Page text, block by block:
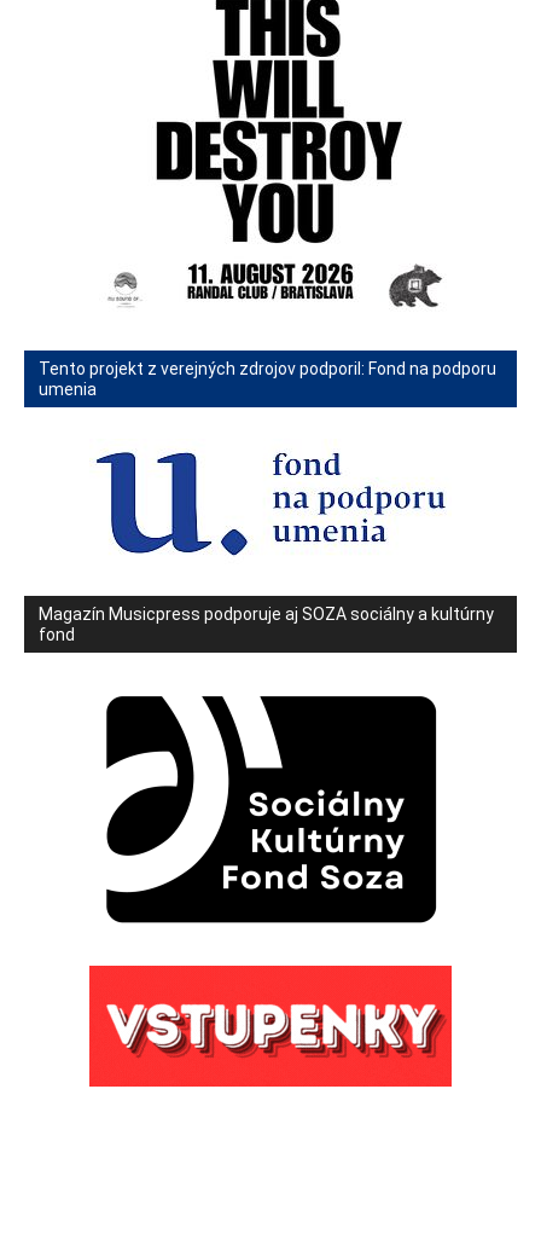
Tento projekt z verejných zdrojov podporil: Fond na podporu
umenia
Magazín Musicpress podporuje aj SOZA sociálny a kultúrny
fond